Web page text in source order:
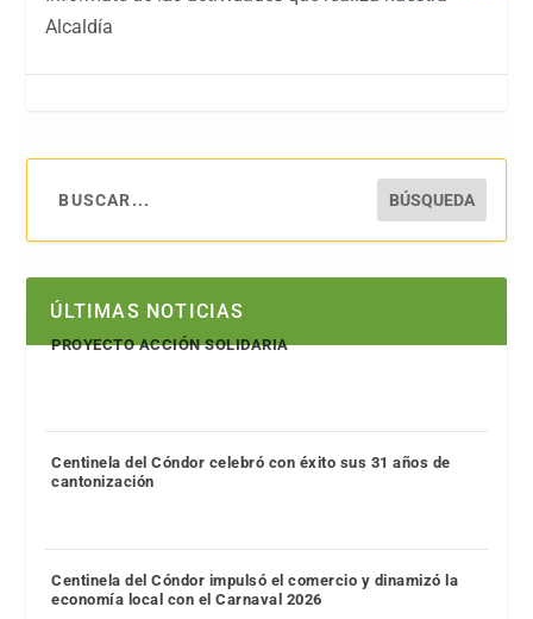
Alcaldía
ÚLTIMAS NOTICIAS
PROYECTO ACCIÓN SOLIDARIA
Centinela del Cóndor celebró con éxito sus 31 años de
cantonización
Centinela del Cóndor impulsó el comercio y dinamizó la
economía local con el Carnaval 2026